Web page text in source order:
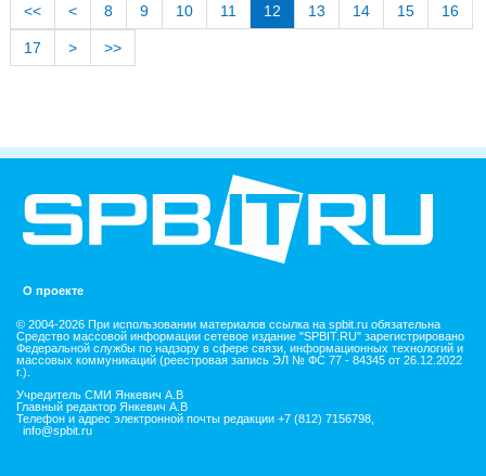
<< < 8 9 10 11 12 13 14 15 16
17 > >>
О проекте
© 2004-2026 При использовании материалов ссылка на spbit.ru обязательна
Средство массовой информации сетевое издание "SPBIT.RU" зарегистрировано
Федеральной службы по надзору в сфере связи, информационных технологий и
массовых коммуникаций (реестровая запись ЭЛ № ФС 77 - 84345 от 26.12.2022
г.).
Учредитель СМИ Янкевич А.В
Главный редактор Янкевич А.В
Телефон и адрес электронной почты редакции +7 (812) 7156798,
info@spbit.ru